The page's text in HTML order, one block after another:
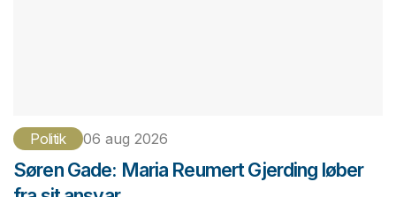
Politik 06 aug 2026
Søren Gade: Maria Reumert Gjerding løber